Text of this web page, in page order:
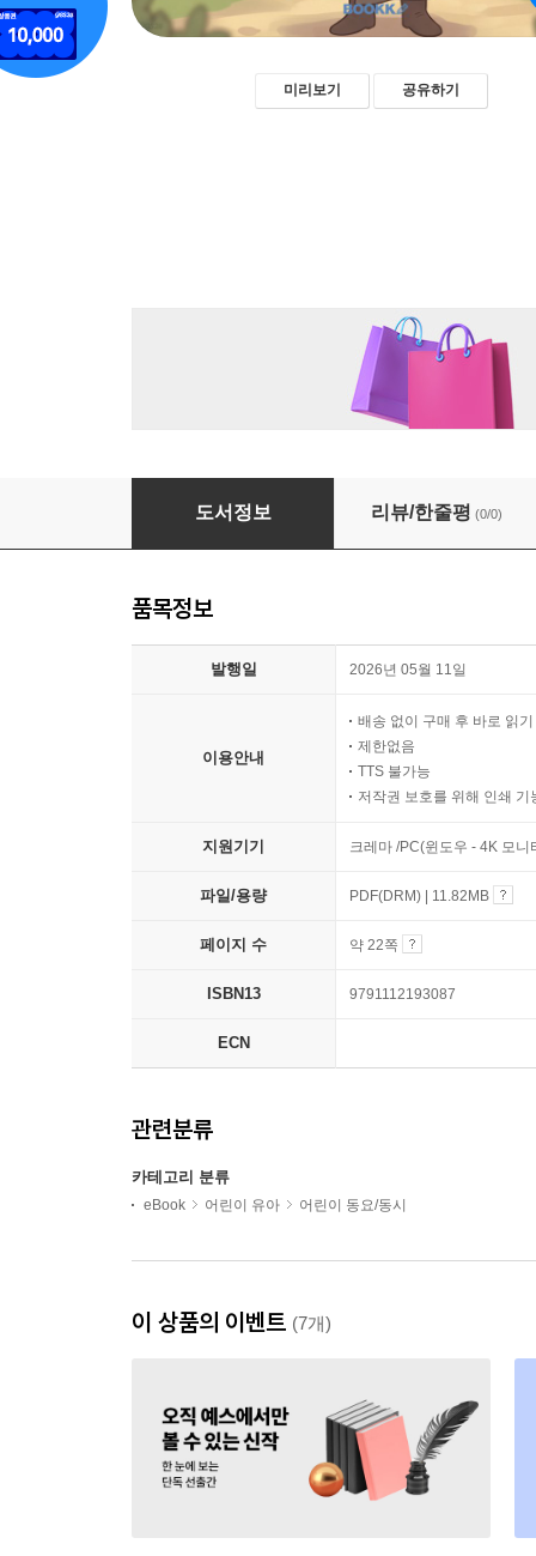
미리보기 공유하기
피리 부는 사나이
도서정보 리뷰/한줄평 (0/0)
품목정보
발행일 2026년 05월 11일
이용안내
배송 없이 구매 후 바로 읽기
제한없음
TTS 불가능
저작권 보호를 위해 인쇄 기
지원기기 크레마 /PC(윈도우 - 4K 모
파일/용량 PDF(DRM) | 11.82MB
페이지 수 약 22쪽
ISBN13 9791112193087
ECN
관련분류
카테고리 분류
eBook 어린이 유아 어린이 동요/동시
이 상품의 이벤트 (7개)